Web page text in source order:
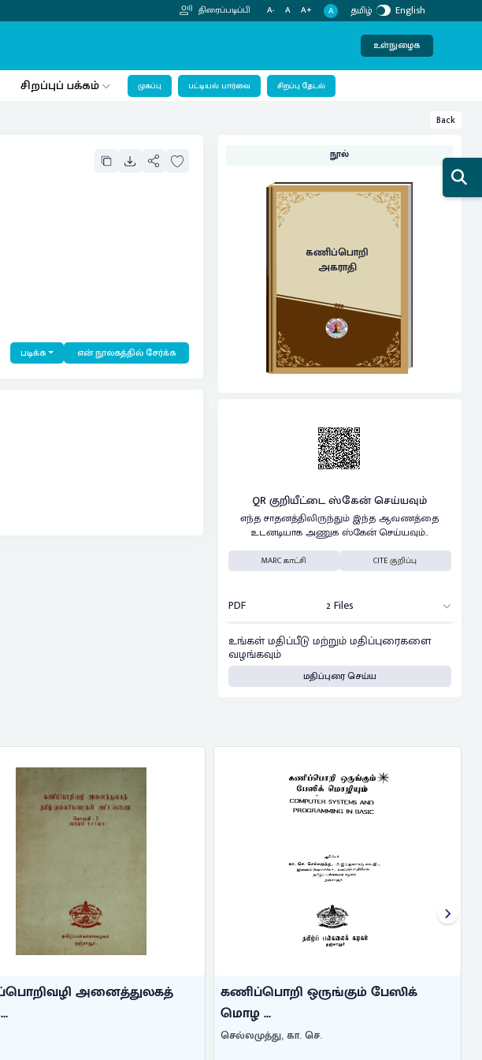
திரைப்படிப்பி A- A A+ A தமிழ் English
உள்நுழைக
சிறப்புப் பக்கம் முகப்பு பட்டியல் பார்வை சிறப்பு தேடல்
Back
படிக்க என் நூலகத்தில் சேர்க்க
நூல்
கணிப்பொறி
அகராதி
QR குறியீட்டை ஸ்கேன் செய்யவும்
எந்த சாதனத்திலிருந்தும் இந்த ஆவணத்தை
உடனடியாக அணுக ஸ்கேன் செய்யவும்..
MARC காட்சி CITE குறிப்பு
PDF 2 Files
உங்கள் மதிப்பீடு மற்றும் மதிப்புரைகளை
வழங்கவும்
மதிப்புரை செய்ய
கணிப்பொறி ஒருங்கும் பேஸிக்
கணிப்பொறிக் கலைச்சொல்